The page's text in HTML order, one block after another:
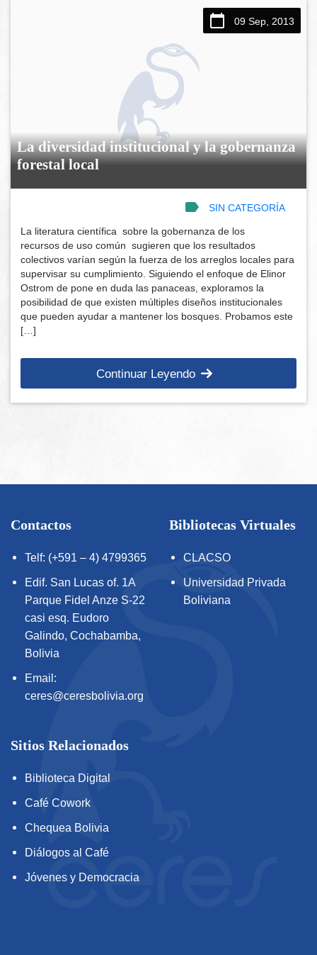
09 Sep, 2013
La diversidad institucional y la gobernanza
forestal local
SIN CATEGORÍA
La literatura científica sobre la gobernanza de los
recursos de uso común sugieren que los resultados
colectivos varían según la fuerza de los arreglos locales para
supervisar su cumplimiento. Siguiendo el enfoque de Elinor
Ostrom de pone en duda las panaceas, exploramos la
posibilidad de que existen múltiples diseños institucionales
que pueden ayudar a mantener los bosques. Probamos este
[…]
Continuar Leyendo
Contactos
Telf: (+591 – 4) 4799365
Edif. San Lucas of. 1A
Parque Fidel Anze S-22
casi esq. Eudoro
Galindo, Cochabamba,
Bolivia
Email:
ceres@ceresbolivia.org
Bibliotecas Virtuales
CLACSO
Universidad Privada
Boliviana
Sitios Relacionados
Biblioteca Digital
Café Cowork
Chequea Bolivia
Diálogos al Café
Jóvenes y Democracia